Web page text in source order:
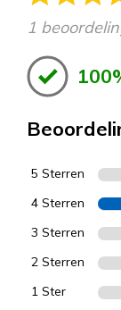
1
5 Sterren
4 Sterren
3 Sterren
2 Sterren
1 Ster